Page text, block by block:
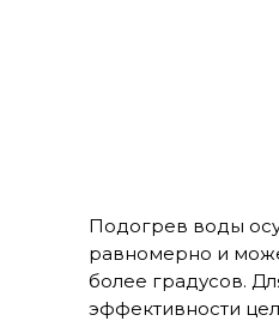
Подогрев воды
равномерно и
более градусов.
эффективности